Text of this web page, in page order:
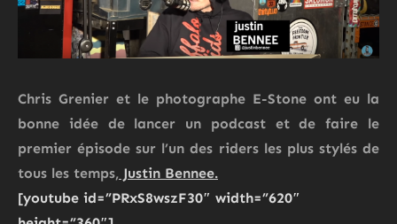
Chris Grenier et le photographe E-Stone ont eu la
bonne idée de lancer un podcast et de faire le
premier épisode sur l’un des riders les plus stylés de
tous les temps, Justin Bennee.
[youtube id=”PRxS8wszF30″ width=”620″